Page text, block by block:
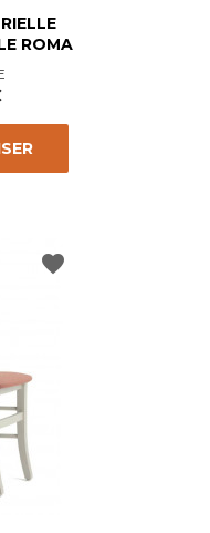
ROMA
favorite